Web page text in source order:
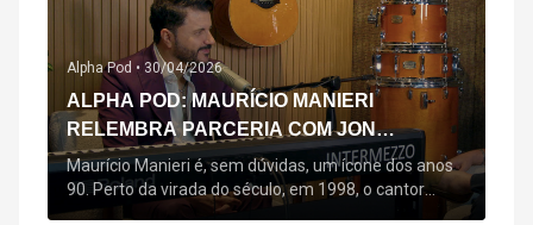
Alpha Pod • 30/04/2026
ALPHA POD: MAURÍCIO MANIERI
RELEMBRA PARCERIA COM JON
SECADA, ORIGEM DE "BEM QUERER" E
MAIS
Maurício Manieri é, sem dúvidas, um ícone dos anos
90. Perto da virada do século, em 1998, o cantor
estreou oficialmente com o seu primeiro disco, "A